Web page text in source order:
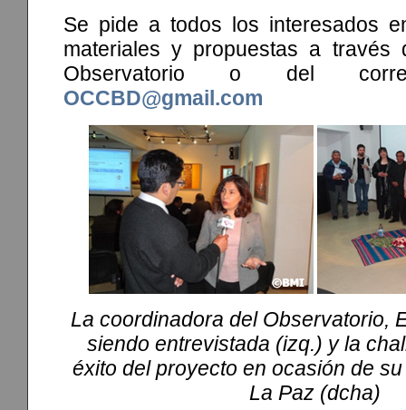
Se pide a todos los interesados
materiales y propuestas a través
Observatorio o del
OCCBD@gmail.com
La coordinadora del Observatorio,
siendo entrevistada (izq.) y la
éxito del proyecto en ocasión de
La Paz (dcha)